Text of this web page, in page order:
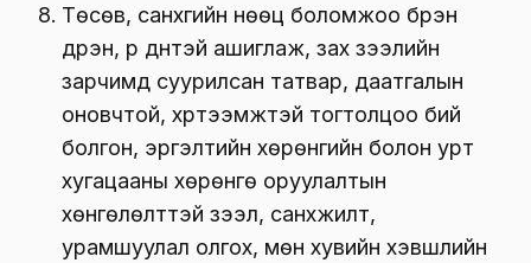
Төсөв, санхүүгийн нөөц боломжоо бүрэн
дүүрэн, үр дүнтэй ашиглаж, зах зээлийн
зарчимд суурилсан татвар, даатгалын
оновчтой, хүртээмжтэй тогтолцоо бий
болгон, эргэлтийн хөрөнгийн болон урт
хугацааны хөрөнгө оруулалтын
хөнгөлөлттэй зээл, санхүүжилт,
урамшуулал олгох, мөн хувийн хэвшлийн